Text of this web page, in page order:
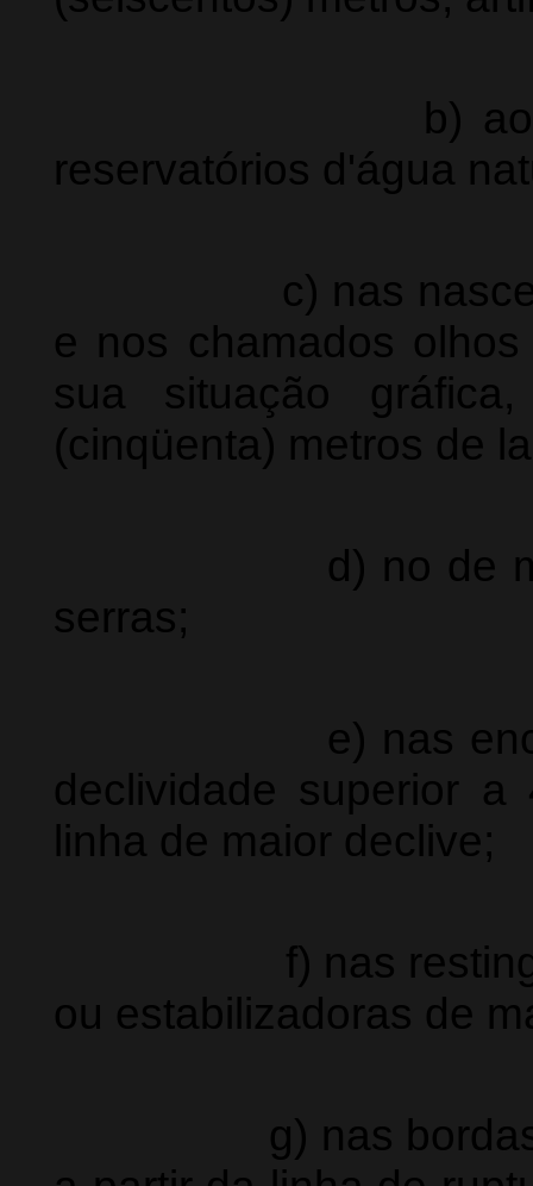
b) ao redor
reservatórios d'água
c) nas
e nos chamados
sua situação
(cinqüenta) metros de
d) no de
serras;
e) nas encostas
declividade superior
linha de maior declive;
f) nas restingas,
ou estabilizadoras de
g) nas bordas